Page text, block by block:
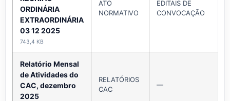
ORDINÁRIA
EXTRAORDINÁRIA
03 12 2025
743,4 KB
ATO
NORMATIVO
EDITAIS DE
CONVOCAÇÃO
Relatório Mensal
de Atividades do
CAC, dezembro
2025
RELATÓRIOS
CAC
—